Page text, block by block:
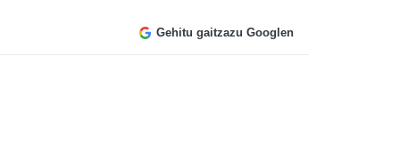
Gehitu gaitzazu Googlen